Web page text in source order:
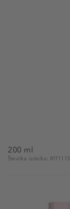
200 ml
Številka izdelka: